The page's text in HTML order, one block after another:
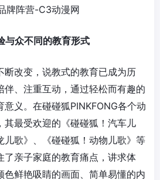
与众不同的教育形式
断改变，说教式的教育已成为历
伴、注重互动，通过轻松而有趣的
意义。在碰碰狐PINKFONG各个动
其最受欢迎的 《碰碰狐 ！汽车儿
儿歌》、《碰碰狐！动物儿歌》 等
了亲子家庭的教育痛点，讲求体
色鲜艳吸睛的画面、简单易懂的内